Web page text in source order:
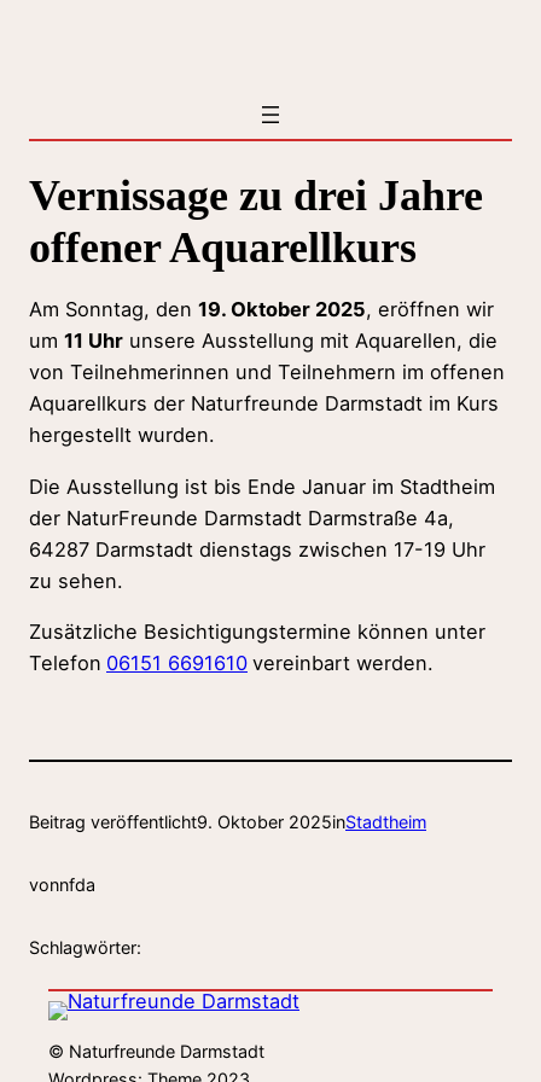
Vernissage zu drei Jahre
offener Aquarellkurs
Am Sonntag, den 19. Oktober 2025, eröffnen wir
um 11 Uhr unsere Ausstellung mit Aquarellen, die
von Teilnehmerinnen und Teilnehmern im offenen
Aquarellkurs der Naturfreunde Darmstadt im Kurs
hergestellt wurden.
Die Ausstellung ist bis Ende Januar im Stadtheim
der NaturFreunde Darmstadt Darmstraße 4a,
64287 Darmstadt dienstags zwischen 17-19 Uhr
zu sehen.
Zusätzliche Besichtigungstermine können unter
Telefon 06151 6691610 vereinbart werden.
Beitrag veröffentlicht9. Oktober 2025inStadtheim
vonnfda
Schlagwörter:
© Naturfreunde Darmstadt